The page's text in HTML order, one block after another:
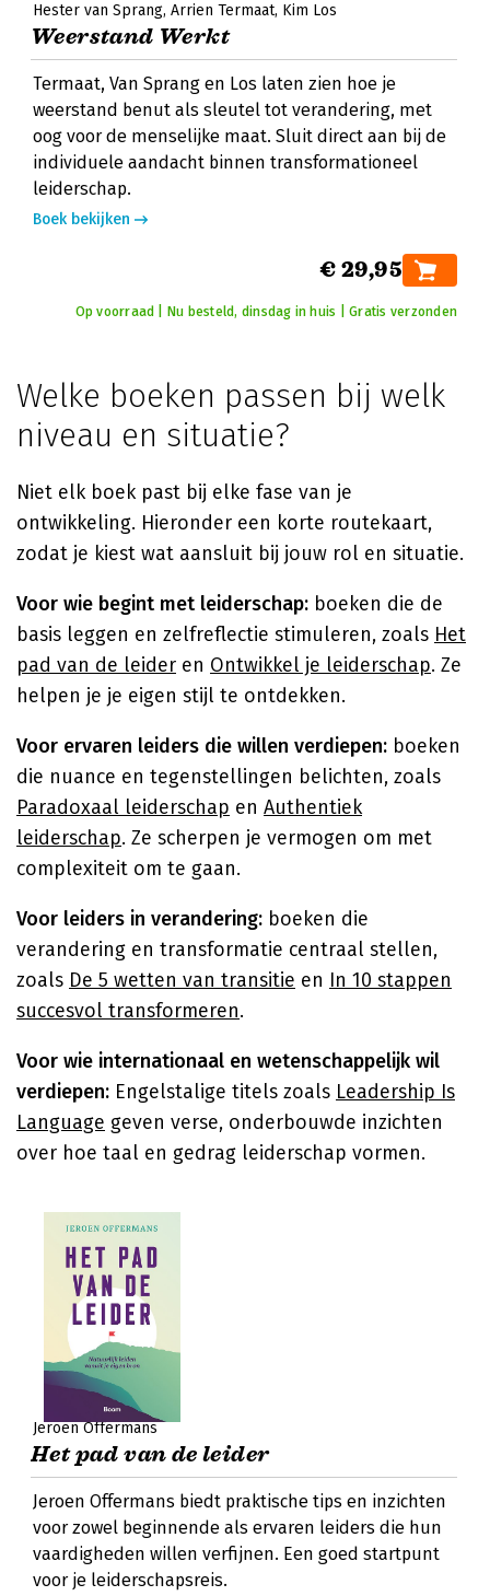
Hester van Sprang Arrien Termaat Kim Los
Weerstand Werkt
Termaat, Van Sprang en Los laten zien hoe je
weerstand benut als sleutel tot verandering, met
oog voor de menselijke maat. Sluit direct aan bij de
individuele aandacht binnen transformationeel
leiderschap.
Boek bekijken
€ 29,95
Op voorraad | Nu besteld, dinsdag in huis | Gratis verzonden
Welke boeken passen bij welk
niveau en situatie?
Niet elk boek past bij elke fase van je
ontwikkeling. Hieronder een korte routekaart,
zodat je kiest wat aansluit bij jouw rol en situatie.
Voor wie begint met leiderschap: boeken die de
basis leggen en zelfreflectie stimuleren, zoals Het
pad van de leider en Ontwikkel je leiderschap. Ze
helpen je je eigen stijl te ontdekken.
Voor ervaren leiders die willen verdiepen: boeken
die nuance en tegenstellingen belichten, zoals
Paradoxaal leiderschap en Authentiek
leiderschap. Ze scherpen je vermogen om met
complexiteit om te gaan.
Voor leiders in verandering: boeken die
verandering en transformatie centraal stellen,
zoals De 5 wetten van transitie en In 10 stappen
succesvol transformeren.
Voor wie internationaal en wetenschappelijk wil
verdiepen: Engelstalige titels zoals Leadership Is
Language geven verse, onderbouwde inzichten
over hoe taal en gedrag leiderschap vormen.
Jeroen Offermans
Het pad van de leider
Jeroen Offermans biedt praktische tips en inzichten
voor zowel beginnende als ervaren leiders die hun
vaardigheden willen verfijnen. Een goed startpunt
voor je leiderschapsreis.